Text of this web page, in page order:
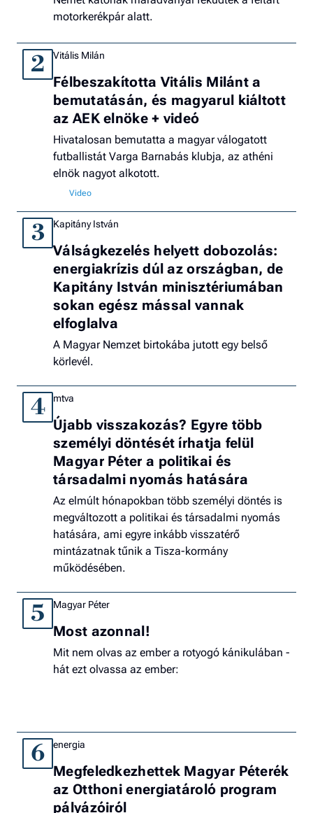
motorkerékpár alatt.
2 Vitális Milán
Félbeszakította Vitális Milánt a
bemutatásán, és magyarul kiáltott
az AEK elnöke + videó
Hivatalosan bemutatta a magyar válogatott
futballistát Varga Barnabás klubja, az athéni
elnök nagyot alkotott.
3 Kapitány István
Válságkezelés helyett dobozolás:
energiakrízis dúl az országban, de
Kapitány István minisztériumában
sokan egész mással vannak
elfoglalva
A Magyar Nemzet birtokába jutott egy belső
körlevél.
4 mtva
Újabb visszakozás? Egyre több
személyi döntését írhatja felül
Magyar Péter a politikai és
társadalmi nyomás hatására
Az elmúlt hónapokban több személyi döntés is
megváltozott a politikai és társadalmi nyomás
hatására, ami egyre inkább visszatérő
mintázatnak tűnik a Tisza-kormány
működésében.
5 Magyar Péter
Most azonnal!
Mit nem olvas az ember a rotyogó kánikulában -
hát ezt olvassa az ember:
6 energia
Megfeledkezhettek Magyar Péterék
az Otthoni energiatároló program
pályázóiról